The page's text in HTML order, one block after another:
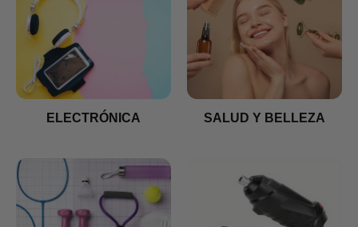
ELECTRÓNICA SALUD Y BELLEZA